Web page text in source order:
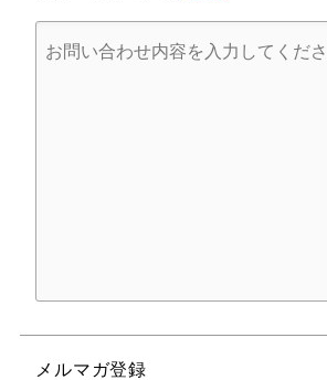
メルマガ登録